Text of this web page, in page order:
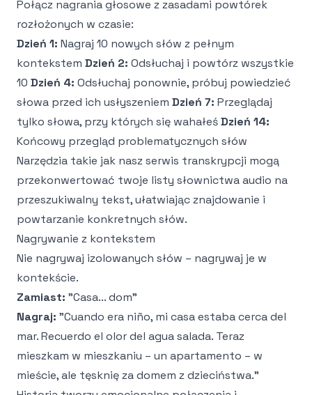
Połącz nagrania głosowe z zasadami powtórek
rozłożonych w czasie:
Dzień 1: Nagraj 10 nowych słów z pełnym
kontekstem Dzień 2: Odsłuchaj i powtórz wszystkie
10 Dzień 4: Odsłuchaj ponownie, próbuj powiedzieć
słowa przed ich usłyszeniem Dzień 7: Przeglądaj
tylko słowa, przy których się wahałeśDzień 14:
Końcowy przegląd problematycznych słów
Narzędzia takie jak naszserwis transkrypcji mogą
przekonwertować twoje listy słownictwa audio na
przeszukiwalny tekst, ułatwiając znajdowanie i
powtarzanie konkretnych słów.
Nagrywanie z kontekstem
Nie nagrywaj izolowanych słów – nagrywaj je w
kontekście.
Zamiast: "Casa... dom"
Nagraj: "Cuando era niño, mi casa estaba cerca del
mar. Recuerdo el olor del agua salada. Teraz
mieszkam w mieszkaniu – un apartamento – w
mieście, ale tęsknię za domem z dzieciństwa."